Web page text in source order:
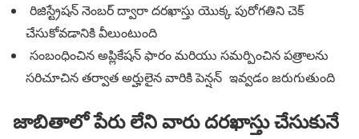
రిజిస్ట్రేషన్ నెంబర్ ద్వారా దరఖాస్తు యొక్క పురోగతిని చెక్
చేసుకోవడానికి వీలుంటుంది
సంబంధించిన అప్లికేషన్ ఫారం మరియు సమర్పించిన పత్రాలను
సరిచూచిన తర్వాత అర్హులైన వారికి పెన్షన్ ఇవ్వడం జరుగుతుంది
జాబితాలో పేరు లేని వారు దరఖాస్తు చేసుకునే